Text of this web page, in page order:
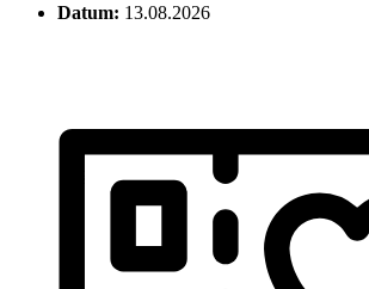
Datum: 13.08.2026